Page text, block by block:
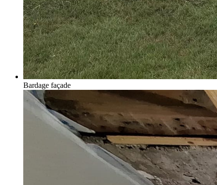
Bardage façade